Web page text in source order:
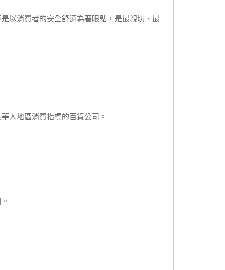
以消費者的安全舒適為著眼點，是最親切、最
人地區消費指標的百貨公司。